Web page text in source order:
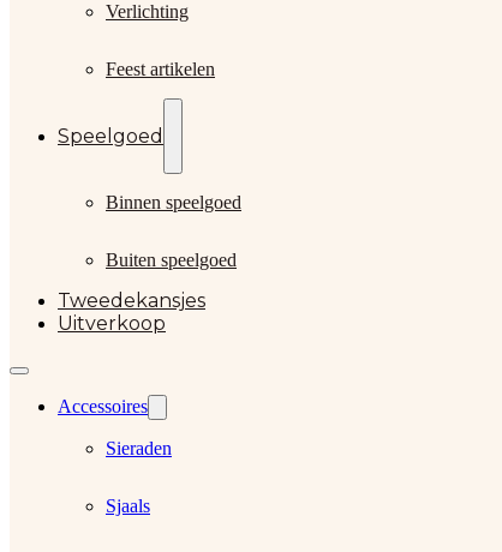
Verlichting
Feest artikelen
Speelgoed
Binnen speelgoed
Buiten speelgoed
Tweedekansjes
Uitverkoop
Accessoires
Sieraden
Sjaals